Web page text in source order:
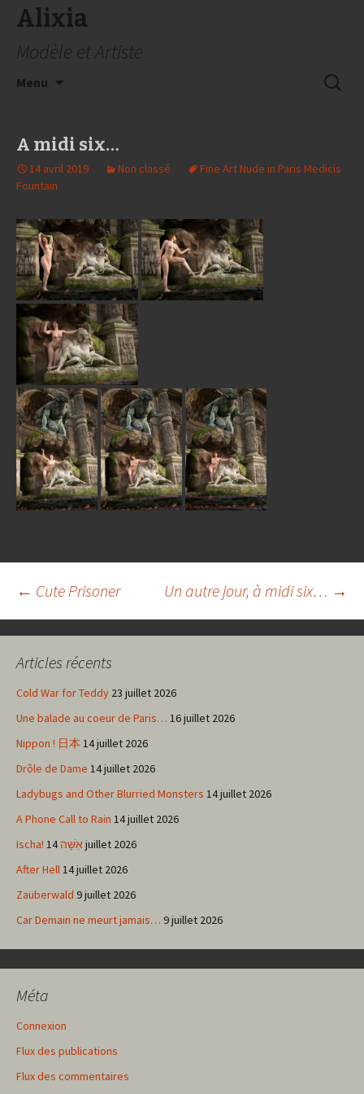
Alixia
Modèle et Artiste
Menu
A midi six…
14 avril 2019 Non classé
Fine Art Nude in Paris Medicis
Fountain
Navigation
des
articles
← Cute Prisoner Un autre jour, à midi six… →
Articles récents
Cold War for Teddy 23 juillet 2026
Une balade au coeur de Paris… 16 juillet 2026
Nippon ! 日本 14 juillet 2026
Drôle de Dame 14 juillet 2026
Ladybugs and Other Blurried Monsters 14 juillet 2026
A Phone Call to Rain 14 juillet 2026
Ischa! אִשָּׁה14 juillet 2026
After Hell14 juillet 2026
Zauberwald 9 juillet 2026
Car Demain ne meurt jamais… 9 juillet 2026
Méta
Connexion
Flux des publications
Flux des commentaires